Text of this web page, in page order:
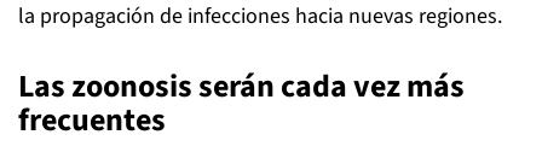
la propagación de infecciones hacia nuevas regiones.
Las zoonosis serán cada vez más
frecuentes